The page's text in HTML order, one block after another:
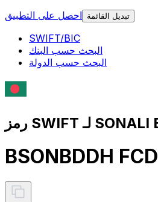
احصل على التطبيق
تبديل القائمة
SWIFT/BIC
البحث حسب البنك
البحث حسب الدولة
BSONBDDH FCD